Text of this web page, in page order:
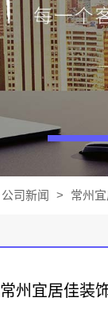
公司新闻 > 常州
常州宜居佳装